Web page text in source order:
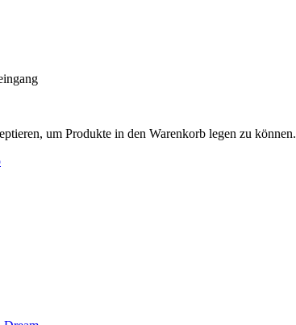
um Produkte in den Warenkorb legen zu können.